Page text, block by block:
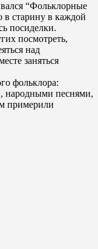
“Фольклорные
в старину в каждой
посиделки.
посмотреть,
над
заняться
фольклора:
народными песнями,
примерили